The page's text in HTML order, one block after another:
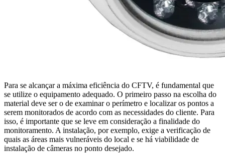
Para se alcançar a máxima eficiência do CFTV, é fundamental que
se utilize o equipamento adequado. O primeiro passo na escolha do
material deve ser o de examinar o perímetro e localizar os pontos a
serem monitorados de acordo com as necessidades do cliente. Para
isso, é importante que se leve em consideração a finalidade do
monitoramento. A instalação, por exemplo, exige a verificação de
quais as áreas mais vulneráveis do local e se há viabilidade de
instalação de câmeras no ponto desejado.